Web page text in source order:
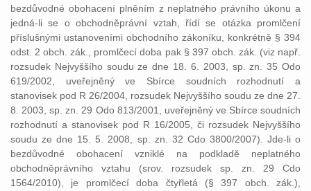
bezdůvodné obohacení plněním z neplatného právního úkonu a
jedná-li se o obchodněprávní vztah, řídí se otázka promlčení
příslušnými ustanoveními obchodního zákoníku, konkrétně § 394
odst. 2 obch. zák., promlčecí doba pak § 397 obch. zák. (viz např.
rozsudek Nejvyššího soudu ze dne 18. 6. 2003, sp. zn. 35 Odo
619/2002, uveřejněný ve Sbírce soudních rozhodnutí a
stanovisek pod R 26/2004, rozsudek Nejvyššího soudu ze dne 27.
8. 2003, sp. zn. 29 Odo 813/2001, uveřejněný ve Sbírce soudních
rozhodnutí a stanovisek pod R 16/2005, či rozsudek Nejvyššího
soudu ze dne 15. 5. 2008, sp. zn. 32 Cdo 3800/2007). Jde-li o
bezdůvodné obohacení vzniklé na podkladě neplatného
obchodněprávního vztahu (srov. rozsudek sp. zn. 29 Cdo
1564/2010), je promlčecí doba čtyřletá (§ 397 obch. zák.),